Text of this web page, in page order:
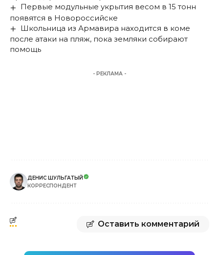
Первые модульные укрытия весом в 15 тонн
появятся в Новороссийске
Школьница из Армавира находится в коме
после атаки на пляж, пока земляки собирают
помощь
- РЕКЛАМА -
ДЕНИС ШУЛЬГАТЫЙ
КОРРЕСПОНДЕНТ
Оставить комментарий